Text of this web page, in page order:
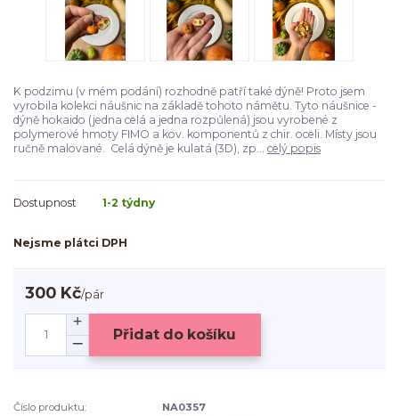
K podzimu (v mém podání) rozhodně patří také dýně! Proto jsem
vyrobila kolekci náušnic na základě tohoto námětu. Tyto náušnice -
dýně hokaido (jedna celá a jedna rozpůlená) jsou vyrobené z
polymerové hmoty FIMO a kov. komponentů z chir. oceli. Místy jsou
ručně malované. Celá dýně je kulatá (3D), zp... celý popis
Dostupnost 1-2 týdny
Nejsme plátci DPH
300 Kč/pár
Přidat do košíku
Číslo produktu:
NA0357